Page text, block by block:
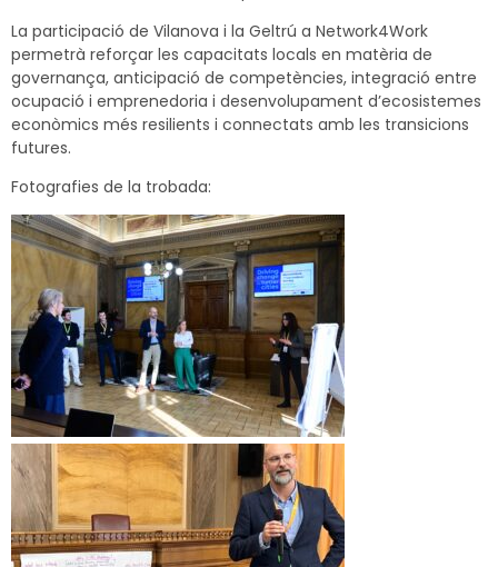
La participació de Vilanova i la Geltrú a Network4Work
permetrà reforçar les capacitats locals en matèria de
governança, anticipació de competències, integració entre
ocupació i emprenedoria i desenvolupament d’ecosistemes
econòmics més resilients i connectats amb les transicions
futures.
Fotografies de la trobada: